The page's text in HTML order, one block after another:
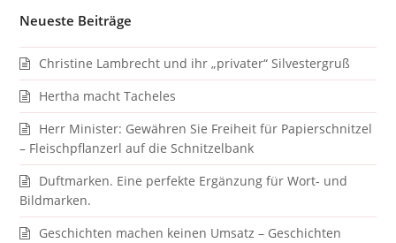
Neueste Beiträge
Christine Lambrecht und ihr „privater“ Silvestergruß
Hertha macht Tacheles
Herr Minister: Gewähren Sie Freiheit für Papierschnitzel
– Fleischpflanzerl auf die Schnitzelbank
Duftmarken. Eine perfekte Ergänzung für Wort- und
Bildmarken.
Geschichten machen keinen Umsatz – Geschichten